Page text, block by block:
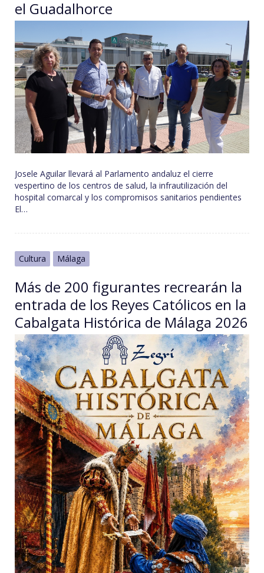
el Guadalhorce
Josele Aguilar llevará al Parlamento andaluz el cierre
vespertino de los centros de salud, la infrautilización del
hospital comarcal y los compromisos sanitarios pendientes
El…
Cultura Málaga
Más de 200 figurantes recrearán la
entrada de los Reyes Católicos en la
Cabalgata Histórica de Málaga 2026